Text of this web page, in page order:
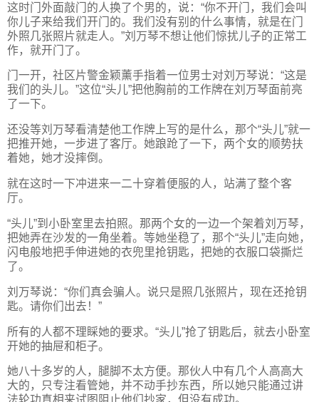
这时门外面敲门的人换了个男的，说：“你不开门，我们会叫
你儿子来给我们开门的。我们没有别的什么事情，就是在门
外照几张照片就走人。”刘万琴不想让他们惊扰儿子的正常工
作，就开门了。
门一开，社区片警金颖薰手指着一位男士对刘万琴说：“这是
我们的头儿。”这位“头儿”把他胸前的工作牌在刘万琴面前亮
了一下。
还没等刘万琴看清楚他工作牌上写的是什么，那个“头儿”就一
把推开她，一步进了客厅。她踉跄了一下，两个女的顺势扶
着她，她才没摔倒。
就在这时一下冲进来一二十穿着便服的人，站满了整个客
厅。
“头儿”到小卧室里去拍照。那两个女的一边一个架着刘万琴，
把她弄在沙发的一角坐着。等她坐稳了，那个“头儿”走向她，
闪电般地把手伸进她的衣兜里抢钥匙，把她的衣服口袋撕烂
了。
刘万琴说：“你们真会骗人。说只是照几张照片，现在还抢钥
匙。请你们出去！”
所有的人都不理睬她的要求。“头儿”抢了钥匙后，就去小卧室
开她的抽屉和柜子。
她八十多岁的人，腿脚不太方便。那伙人中有几个人高高大
大的，只专注看管她，并不动手抄东西，所以她只能通过讲